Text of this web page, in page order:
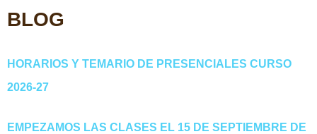
BLOG
HORARIOS Y TEMARIO DE PRESENCIALES CURSO
2026-27
EMPEZAMOS LAS CLASES EL 15 DE SEPTIEMBRE DE